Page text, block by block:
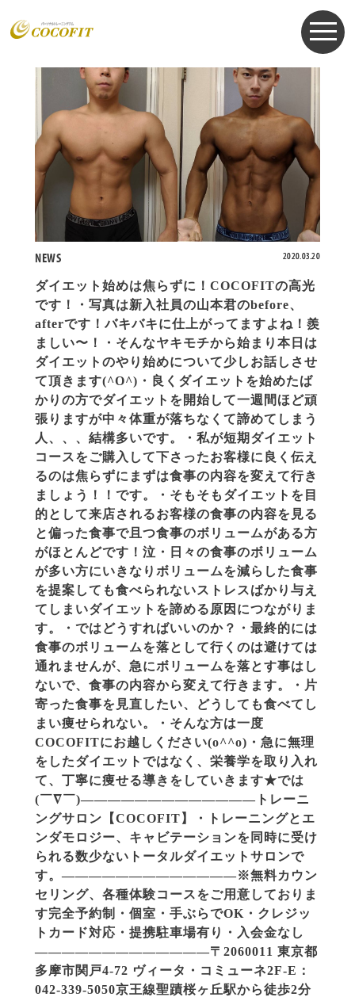
2020.03.20
NEWS
ダイエット始めは焦らずに！COCOFITの高光
です！・写真は新入社員の山本君のbefore、
afterです！バキバキに仕上がってますよね！羨
ましい〜！・そんなヤキモチから始まり本日は
ダイエットのやり始めについて少しお話しさせ
て頂きます(^O^)・良くダイエットを始めたば
かりの方でダイエットを開始して一週間ほど頑
張りますが中々体重が落ちなくて諦めてしまう
人、、、結構多いです。・私が短期ダイエット
コースをご購入して下さったお客様に良く伝え
るのは焦らずにまずは食事の内容を変えて行き
ましょう！！です。・そもそもダイエットを目
的として来店されるお客様の食事の内容を見る
と偏った食事で且つ食事のボリュームがある方
がほとんどです！泣・日々の食事のボリューム
が多い方にいきなりボリュームを減らした食事
を提案しても食べられないストレスばかり与え
てしまいダイエットを諦める原因につながりま
す。・ではどうすればいいのか？・最終的には
食事のボリュームを落として行くのは避けては
通れませんが、急にボリュームを落とす事はし
ないで、食事の内容から変えて行きます。・片
寄った食事を見直したい、どうしても食べてし
まい痩せられない。・そんな方は一度
COCOFITにお越しください(o^^o)・急に無理
をしたダイエットではなく、栄養学を取り入れ
て、丁寧に痩せる導きをしていきます★では
(￣∇￣)—————————————トレーニ
ングサロン【COCOFIT】・トレーニングとエ
ンダモロジー、キャビテーションを同時に受け
られる数少ないトータルダイエットサロンで
す。—————————————※無料カウン
セリング、各種体験コースをご用意しておりま
す︎完全予約制・個室・手ぶらでOK・クレジッ
トカード対応・提携駐車場有り・入会金なし
—————————————〒2060011 東京都
多摩市関戸4-72 ヴィータ・コミューネ2F-E︎︎：
042-339-5050︎京王線聖蹟桜ヶ丘駅から徒歩2分